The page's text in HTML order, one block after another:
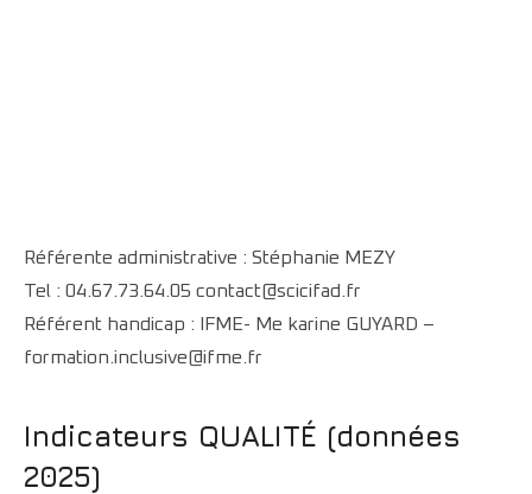
Référente administrative : Stéphanie MEZY
Tel : 04.67.73.64.05 contact@scicifad.fr
Référent handicap : IFME- Me karine GUYARD –
formation.inclusive@ifme.fr
Indicateurs QUALITÉ (données
2025)